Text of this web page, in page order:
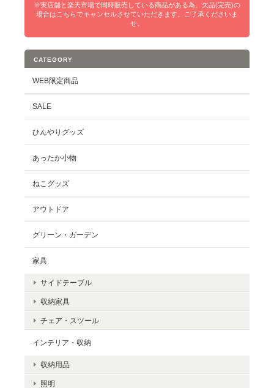
※実店舗と楽天市場で同時販売している商品がある為、欠品(完売)の
場合はこちらでキャンセルさせていただきます。ご了承くださいま
せ。
CATEGORY
WEB限定商品
SALE
ひんやりグッズ
あったか小物
ねこグッズ
アウトドア
グリーン・ガーデン
家具
サイドテーブル
収納家具
チェア・スツール
インテリア・収納
収納用品
照明